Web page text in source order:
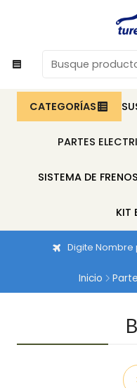
CATEGORÍAS
PARTES
SISTEMA DE FRENOS
KIT
Digite
Inicio